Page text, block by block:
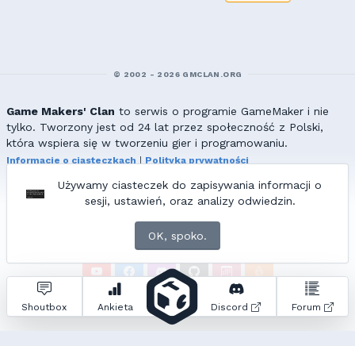
Używamy ciasteczek do zapisywania informacji o
sesji, ustawień, oraz analizy odwiedzin.
OK, spoko.
Shoutbox Ankieta Discord Forum
© 2002 - 2026 GMCLAN.ORG
Game Makers' Clan to serwis o programie GameMaker i nie
tylko. Tworzony jest od 24 lat przez społeczność z Polski,
która wspiera się w tworzeniu gier i programowaniu.
Informacje o ciasteczkach
Polityka prywatności
Wszelkie prawa zastrzeżone. Kopiowanie materiałów bez zgody
redakcji zabronione!
ZNAJDZIESZ NAS TAKŻE NA:
Zapytań do bazy: • Czas generowania: